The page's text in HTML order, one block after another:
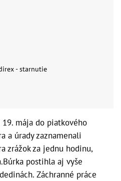
- starnutie
mája do piatkového
a úrady zaznamenali
zrážok za jednu hodinu,
postihla aj vyše
Záchranné práce